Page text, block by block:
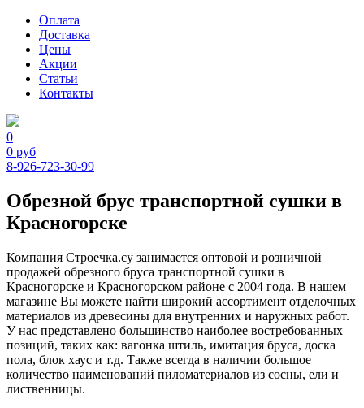
Оплата
Доставка
Цены
Акции
Статьи
Контакты
0
0 руб
8-926-723-30-99
Обрезной брус транспортной сушки в
Красногорске
Компания Строечка.су занимается оптовой и розничной
продажей обрезного бруса транспортной сушки в
Красногорске и Красногорском районе с 2004 года. В нашем
магазине Вы можете найти широкий ассортимент отделочных
материалов из древесины для внутренних и наружных работ.
У нас представлено большинство наиболее востребованных
позиций, таких как: вагонка штиль, имитация бруса, доска
пола, блок хаус и т.д. Также всегда в наличии большое
количество наименований пиломатериалов из сосны, ели и
лиственницы.